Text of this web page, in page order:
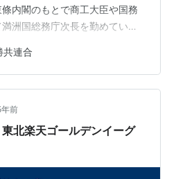
内閣のもとで商工大臣や国務
洲国総務庁次長を勤めてい
アメリカの体制が、日本を平
防衛線にするために、Ａ級戦
は、総理になっていく。アメ
駒だった。 自分が同じ立場だ
の南朝鮮は、立場が大変だっ
勝共連合ができた。岸さ…
共連合
年前
天ゴールデンイーグ